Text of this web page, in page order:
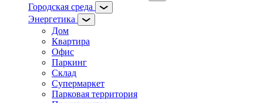
Городская среда
Энергетика
Дом
Квартира
Офис
Паркинг
Склад
Супермаркет
Парковая территория